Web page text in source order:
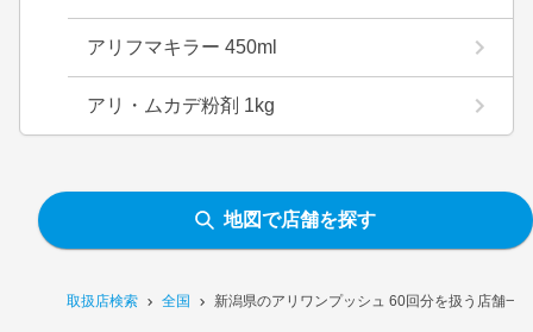
取扱店検索 全国 新潟県のアリワンプッシュ 60回分を扱う店舗一覧
アリフマキラー 450ml
アリ・ムカデ粉剤 1kg
地図で店舗を探す